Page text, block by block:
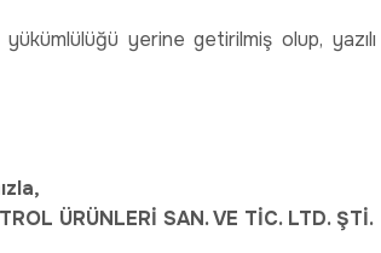
yükümlülüğü yerine getirilmiş olup,
ÜRÜNLERİ SAN. VE TİC. LTD. ŞTİ.